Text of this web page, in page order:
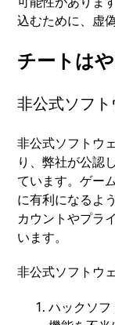
込むために、虚
チートは
非公式ソフ
非公式ソフトウ
り、弊社が公認
ています。ゲー
に有利になるよ
カウントやプラ
います。
非公式ソフトウ
ハックソ